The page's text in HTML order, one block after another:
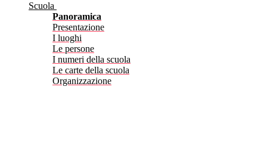
Scuola
Panoramica
Presentazione
I luoghi
Le persone
I numeri della scuola
Le carte della scuola
Organizzazione